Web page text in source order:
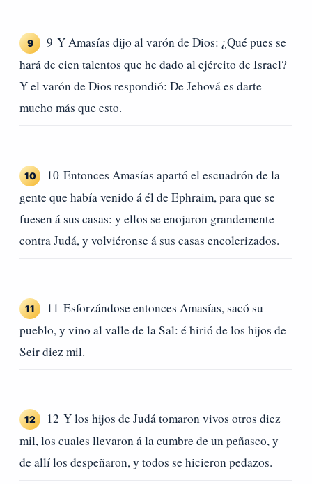
9
9 Y Amasías dijo al varón de Dios: ¿Qué pues se
hará de cien talentos que he dado al ejército de Israel?
Y el varón de Dios respondió: De Jehová es darte
mucho más que esto.
10
10 Entonces Amasías apartó el escuadrón de la
gente que había venido á él de Ephraim, para que se
fuesen á sus casas: y ellos se enojaron grandemente
contra Judá, y volviéronse á sus casas encolerizados.
11
11 Esforzándose entonces Amasías, sacó su
pueblo, y vino al valle de la Sal: é hirió de los hijos de
Seir diez mil.
12
12 Y los hijos de Judá tomaron vivos otros diez
mil, los cuales llevaron á la cumbre de un peñasco, y
de allí los despeñaron, y todos se hicieron pedazos.